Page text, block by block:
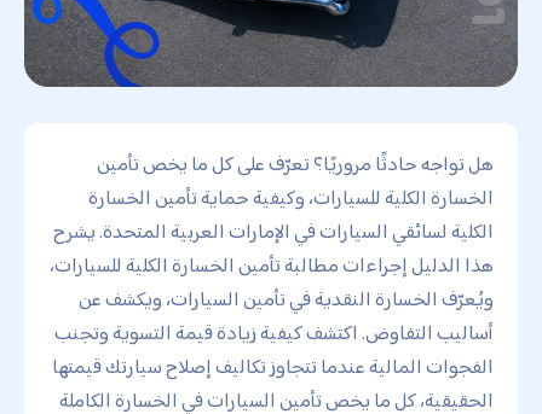
هل تواجه حادثًا مروريًا؟ تعرّف على كل ما يخص تأمين
الخسارة الكلية للسيارات، وكيفية حماية تأمين الخسارة
الكلية لسائقي السيارات في الإمارات العربية المتحدة. يشرح
هذا الدليل إجراءات مطالبة تأمين الخسارة الكلية للسيارات،
ويُعرّف الخسارة النقدية في تأمين السيارات، ويكشف عن
أساليب التفاوض. اكتشف كيفية زيادة قيمة التسوية وتجنب
الفجوات المالية عندما تتجاوز تكاليف إصلاح سيارتك قيمتها
الحقيقية، كل ما يخص تأمين السيارات في الخسارة الكاملة